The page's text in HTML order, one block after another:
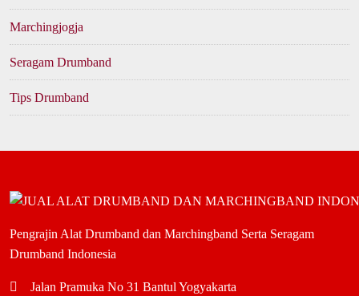
Marchingjogja
Seragam Drumband
Tips Drumband
Pengrajin Alat Drumband dan Marchingband Serta Seragam
Drumband Indonesia
Jalan Pramuka No 31 Bantul Yogyakarta